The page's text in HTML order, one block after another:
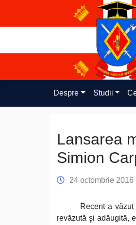
content
Despre Studii
Lansarea
Simion
24 octombrie 2016
Recent a
revăzută şi adăugită,